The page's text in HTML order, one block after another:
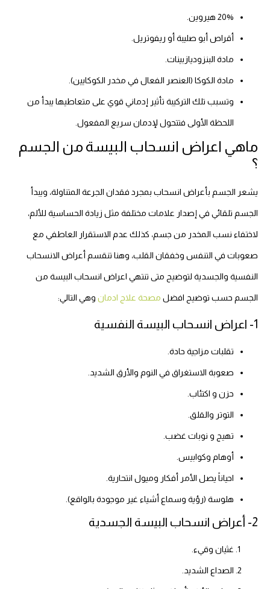
20% هيروين.
أقراص أبو صليبة أو ريفوتريل.
مادة البنزوديازبينات.
مادة الكوكا (العنصر الفعال في مخدر الكوكايين).
وتسبب تلك التركيبة تأثير إدماني قوي على متعاطيها يبدأ من
اللحظة الأولى فتتحول لإدمان سريع المفعول.
ماهي اعراض انسحاب البيسة من الجسم
؟
يشعر الجسم بأعراض انسحاب بمجرد فقدان الجرعة المتناولة، ويبدأ
الجسم تلقائي في إصدار علامات مختلفة مثل زيادة الحساسية للألم،
لاختفاء نسب المخدر من جسم، كذلك عدم الاستقرار العاطفي مع
صعوبات في التنفس وخفقان القلب، وهنا تنقسم أعراض الانسحاب
النفسية والجسدية لتوضيح متى تنتهي اعراض انسحاب البيسة من
الجسم حسب توضيح افضل مصحة علاج ادمان وهي التالي:
1- اعراض انسحاب البيسة النفسية
تقلبات مزاجية حادة.
صعوبة الاستغراق في النوم والأرق الشديد.
حزن و اكتئاب.
التوتر والقلق.
تهيج و نوبات غضب.
أوهام وكوابيس.
احياناً يصل الأمر أفكار وميول انتحارية.
هلوسة (رؤية وسماع أشياء غير موجودة بالواقع).
2- أعراض انسحاب البيسة الجسدية
غثيان وقيء.
الصداع الشديد.